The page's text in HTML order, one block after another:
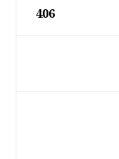
406